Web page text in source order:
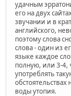
удачным
его на двух
звучании и в
английского,
поэтому слова
слова - один из
языке каждое
полную, или 3-4,
употреблять
воды утопия.